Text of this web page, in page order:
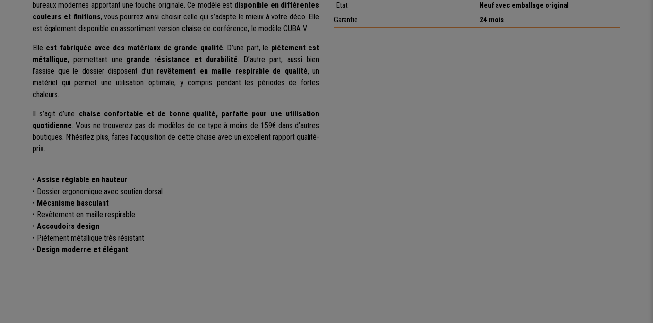
bureaux modernes apportant une touche originale. Ce modèle est disponible en différentes
couleurs et finitions, vous pourrez ainsi choisir celle qui s’adapte le mieux à votre déco. Elle
est également disponible en assortiment version chaise de conférence, le modèle CUBA V.
Elle est fabriquée avec des matériaux de grande qualité. D’une part, le piétement est
métallique, permettant une grande résistance et durabilité. D’autre part, aussi bien
l’assise que le dossier disposent d’un revêtement en maille respirable de qualité, un
matériel qui permet une utilisation optimale, y compris pendant les périodes de fortes
chaleurs.
Il s’agit d’une chaise confortable et de bonne qualité, parfaite pour une utilisation
quotidienne. Vous ne trouverez pas de modèles de ce type à moins de 159€ dans d’autres
boutiques. N’hésitez plus, faites l’acquisition de cette chaise avec un excellent rapport qualité-
prix.
• Assise réglable en hauteur
• Dossier ergonomique avec soutien dorsal
• Mécanisme basculant
• Revêtement en maille respirable
• Accoudoirs design
• Piétement métallique très résistant
• Design moderne et élégant
Etat
Neuf avec emballage original
Garantie
24 mois